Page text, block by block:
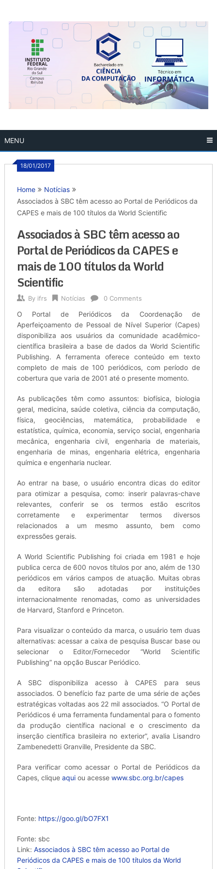
MENU
18/01/2017
Home
Notícias
Associados à SBC têm acesso ao Portal de Periódicos da
CAPES e mais de 100 títulos da World Scientific
Associados à SBC têm acesso ao
Portal de Periódicos da CAPES e
mais de 100 títulos da World
Scientific
By ifrs Notícias 0 Comments
O Portal de Periódicos da Coordenação de
Aperfeiçoamento de Pessoal de Nível Superior (Capes)
disponibiliza aos usuários da comunidade acadêmico-
científica brasileira a base de dados da World Scientific
Publishing. A ferramenta oferece conteúdo em texto
completo de mais de 100 periódicos, com período de
cobertura que varia de 2001 até o presente momento.
As publicações têm como assuntos: biofísica, biologia
geral, medicina, saúde coletiva, ciência da computação,
física, geociências, matemática, probabilidade e
estatística, química, economia, serviço social, engenharia
mecânica, engenharia civil, engenharia de materiais,
engenharia de minas, engenharia elétrica, engenharia
química e engenharia nuclear.
Ao entrar na base, o usuário encontra dicas do editor
para otimizar a pesquisa, como: inserir palavras-chave
relevantes, conferir se os termos estão escritos
corretamente e experimentar termos diversos
relacionados a um mesmo assunto, bem como
expressões gerais.
A World Scientific Publishing foi criada em 1981 e hoje
publica cerca de 600 novos títulos por ano, além de 130
periódicos em vários campos de atuação. Muitas obras
da editora são adotadas por instituições
internacionalmente renomadas, como as universidades
de Harvard, Stanford e Princeton.
Para visualizar o conteúdo da marca, o usuário tem duas
alternativas: acessar a caixa de pesquisa Buscar base ou
selecionar o Editor/Fornecedor “World Scientific
Publishing” na opção Buscar Periódico.
A SBC disponibiliza acesso à CAPES para seus
associados. O benefício faz parte de uma série de ações
estratégicas voltadas aos 22 mil associados. “O Portal de
Periódicos é uma ferramenta fundamental para o fomento
da produção científica nacional e o crescimento da
inserção científica brasileira no exterior”, avalia Lisandro
Zambenedetti Granville, Presidente da SBC.
Para verificar como acessar o Portal de Periódicos da
Capes, clique aquiou acesse www.sbc.org.br/capes
Fonte: https://goo.gl/bO7FX1
Fonte: sbc
Link: Associados à SBC têm acesso ao Portal de
Periódicos da CAPES e mais de 100 títulos da World